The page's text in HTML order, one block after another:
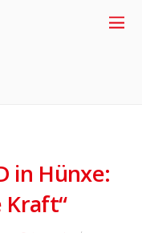
in Hünxe:
Kraft“